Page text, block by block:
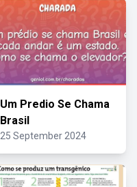
Um Predio Se Chama
Brasil
25 September 2024